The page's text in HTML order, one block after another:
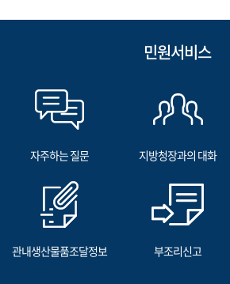
민원서비스
자주하는 질문 지방청장과의 대화
관내생산물품조달정보 부조리신고